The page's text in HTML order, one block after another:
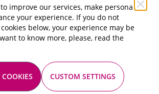
improve our services, make personal
your experience. If you do not
below, your experience may be
to know more, please, read the
CUSTOM SETTINGS
is dangerous for your health. Drink in